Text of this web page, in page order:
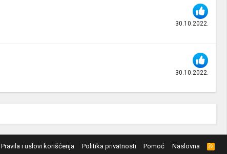
30.10.2022.
30.10.2022.
Pravila i uslovi korišćenja Politika privatnosti Pomoć Naslovna
R
S